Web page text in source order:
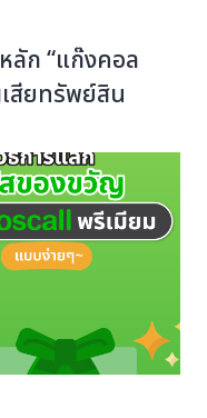
ลัก “แก๊งคอล
สียทรัพย์สิน